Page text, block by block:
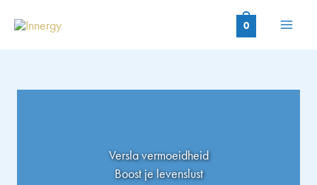
naar
0
Versla vermoeidheid
Boost je levenslust